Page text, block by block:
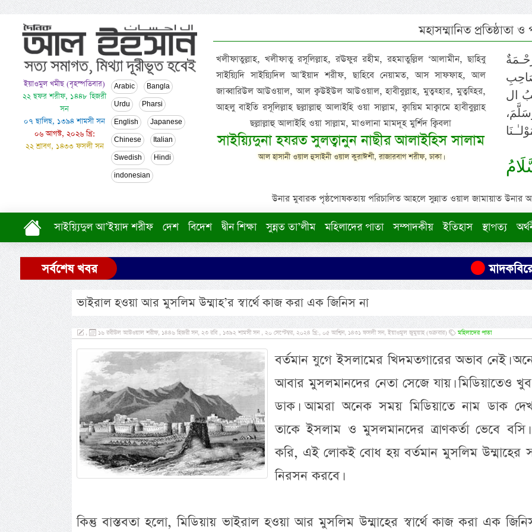
ইয়াওমুল খমীছ (বৃহস্পতিবার)
২২ ছফর শরীফ, ১৪৪৮ হিজরী
সন
০৭ ছালিছ, ১৩৯৪ শামসী সন
০৬ আগস্ট, ২০২৬ খ্রি:
২২ শ্রাবণ, ১৪৩৩ ফসলী সন
Arabic Bangla
Urdu Pharsi
English Japanese
Chinese Italian
Swedish Hindi
indonesian
মহাসম্মানিত প্রতিষ্ঠাতা
খলীফাতুল্লাহ, খলীফাতু রসূলিল্লাহ, রঊফুর রহীম, রহমাতুল্লিল ‘আলামীন, ছাহিবু
সাইয়্যিদি সাইয়্যিদিল আ’ইয়াদ শরীফ, ছাহিবে নেয়ামত, আস সাফফাহ, আল
জাব্বারিউল আউওয়াল, আল ক্বউইউল আউওয়াল, হাবীবুল্লাহ, মুত্বহ্হার, মুত্বহ্হির,
আহলু বাইতি রসূলিল্লাহ ছল্লাল্লাহু আলাইহি ওয়া সাল্লাম, ক্বায়িম মাক্বামে হাবীবুল্লাহ
ছল্লাল্লাহু আলাইহি ওয়া সাল্লাম, মাওলানা মামদূহ মুর্শিদ ক্বিবলা
সাইয়্যিদুনা হযরত সুলত্বানুন নাছীর আলাইহিস সালাম
আল হাসানী ওয়াল হুসাইনী ওয়াল কুরাঈশী, রাজারবাগ শরীফ, ঢাকা।
ال
উনার মুবারক পৃষ্ঠপোষকতায় পরিচালিত আহলে সুন্নাত ওয়াল জামায়াত উনার
সাইয়্যিদুল আ’ইয়াদ শরীফ দেশ বিদেশ দ্বীন শিক্ষা সুন্নত তা’লীম মহিলাদের পাতা সম্পাদকীয় ইতিহাস স্থাপত্য
সর্বশেষ খবর মাদকবিরোধী
ভাইরাল হওয়া আর মুসলিম উম্মাহ’র স্বার্থে কাজ করা এক জিনিস না
, ১৬ রবীউল আউওয়াল শরীফ, ১৪৪৬ হিজরী সন, ২৩ রবি , ১৩৯২ শামসী সন , ২০ সেপ্টেম্বর, ২০২৪ খ্রি:, ০৫ আশ্বিন, ১৪৩১ ফসলী সন, ইয়াওমুল জুমুয়াহ (শুক্রবার) মহিলাদের পাতা
বর্তমান যুগে ইসলামের খিদমতগারের অভাব নেই।
আবার মুসলমানদের নেতা সেজে যায়। মিডিয়াতেও
ডাক। আমরা অনেক সময় মিডিয়াতে নাম ডাক
তাকে ইসলাম ও মুসলমানদের ত্রাণকর্তা ভেবে
করি, এই লোকই বোধ হয় বর্তমান মুসলিম উম্মাহের
নিরসন করবে।
কিন্তু বাস্তবতা হলো, মিডিয়ায় ভাইরাল হওয়া আর মুসলিম উম্মাহের স্বার্থে কাজ করা এক
অসংখ্য হাদীছ